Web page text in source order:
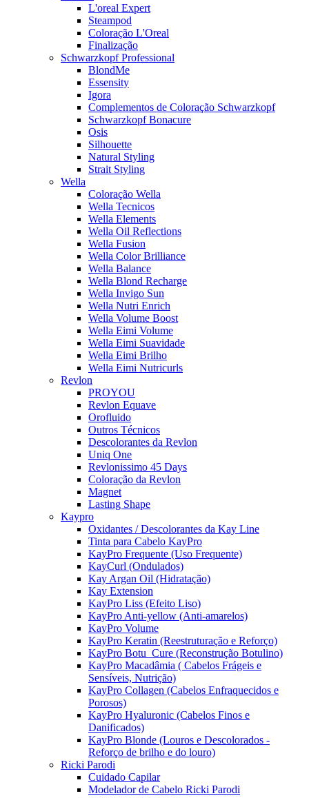
L'oreal Expert
Steampod
Coloração L'Oreal
Finalização
Schwarzkopf Professional
BlondMe
Essensity
Igora
Complementos de Coloração Schwarzkopf
Schwarzkopf Bonacure
Osis
Silhouette
Natural Styling
Strait Styling
Wella
Coloração Wella
Wella Tecnicos
Wella Elements
Wella Oil Reflections
Wella Fusion
Wella Color Brilliance
Wella Balance
Wella Blond Recharge
Wella Invigo Sun
Wella Nutri Enrich
Wella Volume Boost
Wella Eimi Volume
Wella Eimi Suavidade
Wella Eimi Brilho
Wella Eimi Nutricurls
Revlon
PROYOU
Revlon Equave
Orofluido
Outros Técnicos
Descolorantes da Revlon
Uniq One
Revlonissimo 45 Days
Coloração da Revlon
Magnet
Lasting Shape
Kaypro
Oxidantes / Descolorantes da Kay Line
Tinta para Cabelo KayPro
KayPro Frequente (Uso Frequente)
KayCurl (Ondulados)
Kay Argan Oil (Hidratação)
Kay Extension
KayPro Liss (Efeito Liso)
KayPro Anti-yellow (Anti-amarelos)
KayPro Volume
KayPro Keratin (Reestruturação e Reforço)
KayPro Botu_Cure (Reconstrução Botulino)
KayPro Macadâmia ( Cabelos Frágeis e
Sensíveis, Nutrição)
KayPro Collagen (Cabelos Enfraquecidos e
Porosos)
KayPro Hyaluronic (Cabelos Finos e
Danificados)
KayPro Blonde (Louros e Descolorados -
Reforço de brilho e do louro)
Ricki Parodi
Cuidado Capilar
Modelador de Cabelo Ricki Parodi